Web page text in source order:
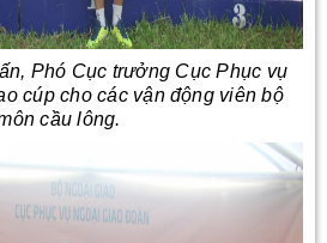
Phó Cục trưởng Cục Phục vụ
cúp cho các vận động viên bộ
cầu lông.